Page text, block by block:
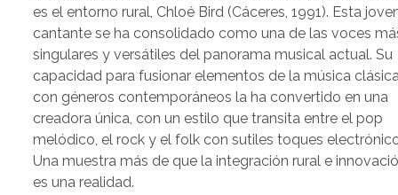
es el entorno rural, Chloé Bird (Cáceres, 1991). Esta
cantante se ha consolidado como una de las voces
singulares y versátiles del panorama musical actual. Su
capacidad para fusionar elementos de la música
con géneros contemporáneos la ha convertido en una
creadora única, con un estilo que transita entre el pop
melódico, el rock y el folk con sutiles toques
Una muestra más de que la integración rural e
es una realidad.